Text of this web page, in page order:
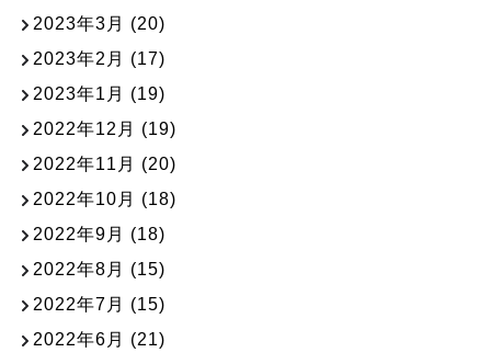
2023年3月 (20)
2023年2月 (17)
2023年1月 (19)
2022年12月 (19)
2022年11月 (20)
2022年10月 (18)
2022年9月 (18)
2022年8月 (15)
2022年7月 (15)
2022年6月 (21)